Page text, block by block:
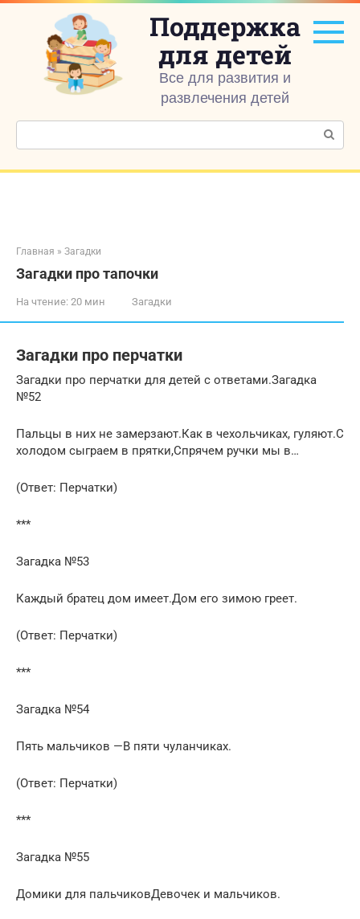
Перейти
контенту
Поддержка
для детей
Все для развития и
развлечения детей
Поиск:
Главная » Загадки
Загадки про тапочки
На чтение: 20 мин Загадки
Загадки про перчатки
Загадки про перчатки для детей с ответами.Загадка
№52
Пальцы в них не замерзают.Как в чехольчиках, гуляют.С
холодом сыграем в прятки,Спрячем ручки мы в…
(Ответ: Перчатки)
***
Загадка №53
Каждый братец дом имеет.Дом его зимою греет.
(Ответ: Перчатки)
***
Загадка №54
Пять мальчиков —В пяти чуланчиках.
(Ответ: Перчатки)
***
Загадка №55
Домики для пальчиковДевочек и мальчиков.